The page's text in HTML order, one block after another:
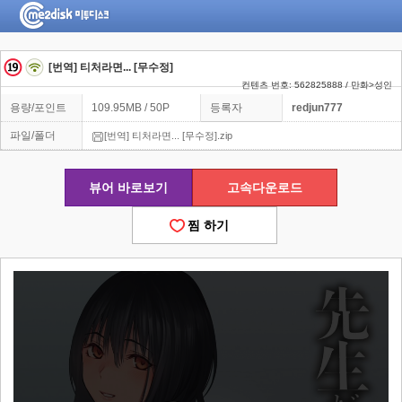
[번역] 티처라면... [무수정]
컨텐츠 번호: 562825888 / 만화>성인
용량/포인트 109.95MB / 50P 등록자 redjun777
파일/폴더 [번역] 티처라면... [무수정].zip
뷰어 바로보기 고속다운로드
찜 하기